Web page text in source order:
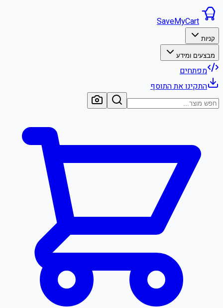
SaveMyCart
קניות
מבצעים ומידע
מפתחים
התקינו את התוסף